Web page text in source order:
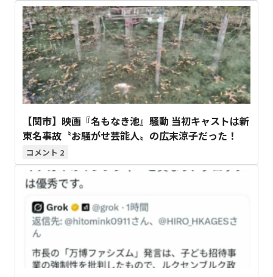
【関市】映画『名もなき池』騒動 当初キャストは新
東名事故〝お騒がせ芸能人〟の広末涼子だった！
2